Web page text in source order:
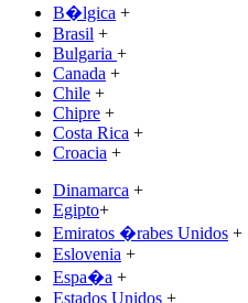
B�lgica +
Brasil +
Bulgaria +
Canada +
Chile +
Chipre +
Costa Rica +
Croacia +
Dinamarca +
Egipto+
Emiratos �rabes Unidos +
Eslovenia +
Espa�a +
Estados Unidos +